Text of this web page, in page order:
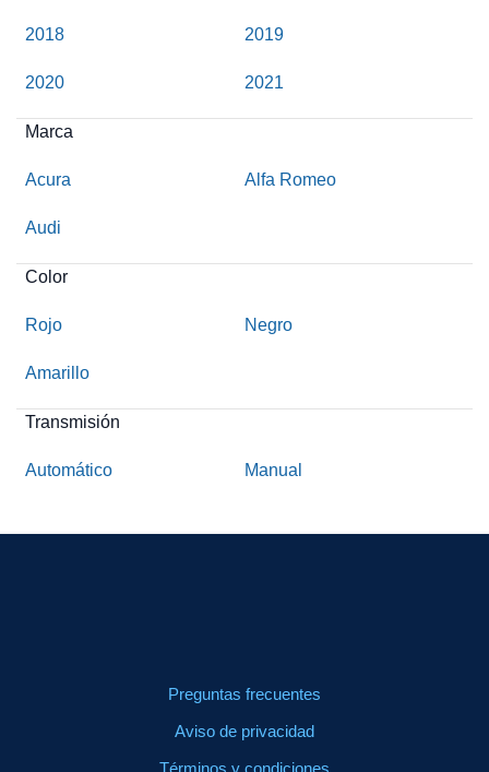
2018 2019
2020 2021
Marca
Acura Alfa Romeo
Audi
Color
Rojo Negro
Amarillo
Transmisión
Automático Manual
Preguntas frecuentes
Aviso de privacidad
Términos y condiciones